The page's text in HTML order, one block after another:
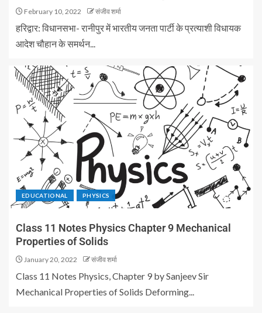
February 10, 2022 संजीव शर्मा
हरिद्वार: विधानसभा- रानीपुर में भारतीय जनता पार्टी के प्रत्याशी विधायक
आदेश चौहान के समर्थन...
EDUCATIONAL PHYSICS
Class 11 Notes Physics Chapter 9 Mechanical
Properties of Solids
January 20, 2022 संजीव शर्मा
Class 11 Notes Physics, Chapter 9 by Sanjeev Sir
Mechanical Properties of Solids Deforming...